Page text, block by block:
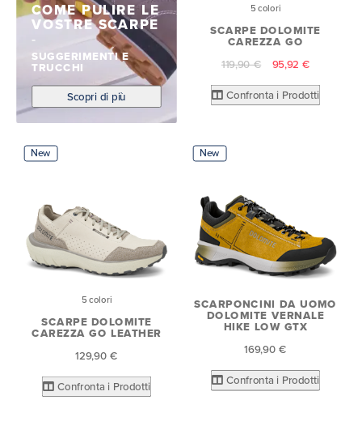
COME PULIRE LE
VOSTRE SCARPE
SUGGERIMENTI E
TRUCCHI
Scopri di più
5 colori
SCARPE DOLOMITE
CAREZZA GO
119,90 € 95,92 €
Confronta i Prodotti
New
5 colori
SCARPE DOLOMITE
CAREZZA GO LEATHER
129,90 €
Confronta i Prodotti
New
SCARPONCINI DA UOMO
DOLOMITE VERNALE
HIKE LOW GTX
169,90 €
Confronta i Prodotti